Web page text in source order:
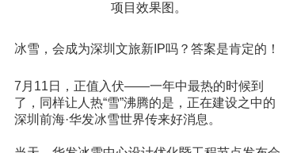
项目效果图。
冰雪，会成为深圳文旅新IP吗？答案是肯定的！
7月11日，正值入伏——一年中最热的时候到
了，同样让人热“雪”沸腾的是，正在建设之中的
深圳前海·华发冰雪世界传来好消息。